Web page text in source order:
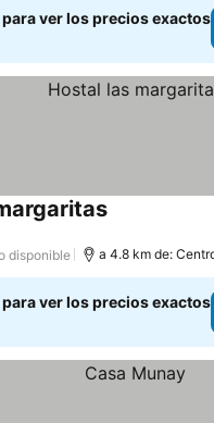
ver los precios exactos
Ver precios
disponible a 4.8 km de:
ver los precios exactos